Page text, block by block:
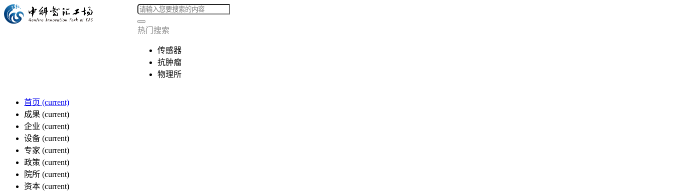
热门搜索
传感器
抗肿瘤
物理所
首页 (current)
成果 (current)
企业 (current)
设备 (current)
专家 (current)
政策 (current)
院所 (current)
资本 (current)